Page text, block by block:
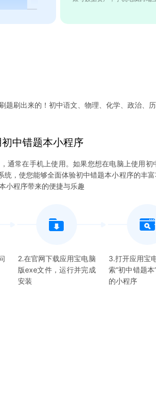
题刷出来的！初中语文、物理、化学、政治、
初中错题本小程序
通常在手机上使用。如果您想在电脑上使用
统，使您能够全面体验初中错题本小程序的丰
小程序带来的便捷与乐趣
2.在官网下载应用宝电脑
版exe文件，运行并完成
安装
3.打开应用宝
索“初中错题本
的小程序